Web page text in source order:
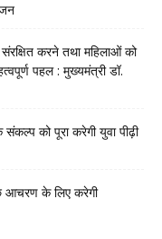
करने तथा महिलाओं को
पहल : मुख्यमंत्री डॉ.
को पूरा करेगी युवा पीढ़ी
आचरण के लिए करेगी